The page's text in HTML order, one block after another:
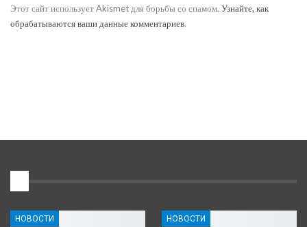
Этот сайт использует Akismet для борьбы со спамом. Узнайте, как
обрабатываются ваши данные комментариев.
НОВОСТИ НОВОСТИ